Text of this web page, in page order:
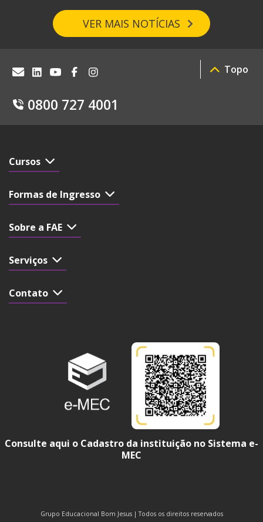
VER MAIS NOTÍCIAS
0800 727 4001
Topo
Cursos
Formas de Ingresso
Sobre a FAE
Serviços
Contato
Consulte aqui o Cadastro da instituição no Sistema e-
MEC
Grupo Educacional Bom Jesus | Todos os direitos reservados